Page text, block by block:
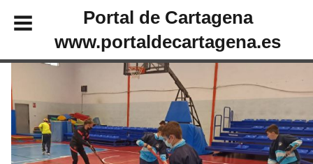
Portal de Cartagena
www.portaldecartagena.es